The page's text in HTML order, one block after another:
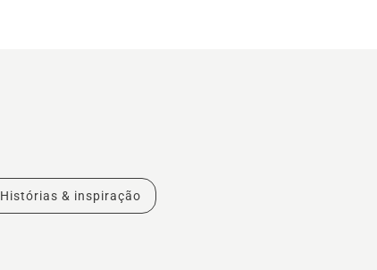
Histórias & inspiração